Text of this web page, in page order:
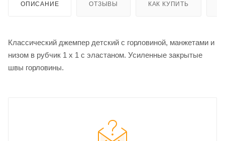
ОПИСАНИЕ ОТЗЫВЫ КАК КУПИТЬ
Классический джемпер детский с горловиной, манжетами и
низом в рубчик 1 x 1 с эластаном. Усиленные закрытые
швы горловины.